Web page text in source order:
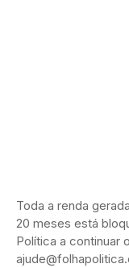
Toda a renda
20 meses está
Política a continuar